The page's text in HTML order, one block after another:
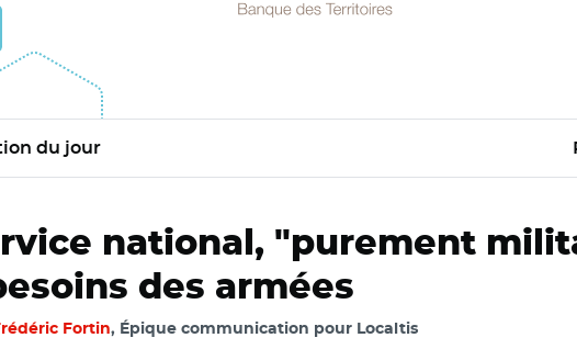
du jour
national, "purement
des armées
Fortin, Épique communication pour Localtis